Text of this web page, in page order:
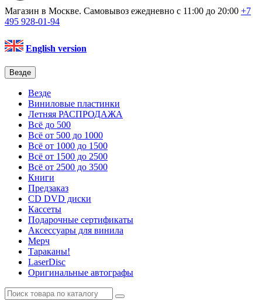
Магазин в Москве. Самовывоз ежедневно с 11:00 до 20:00 +7
495 928-01-94
English version
Везде
Везде
Виниловые пластинки
Летняя РАСПРОДАЖА
Всё до 500
Всё от 500 до 1000
Всё от 1000 до 1500
Всё от 1500 до 2500
Всё от 2500 до 3500
Книги
Предзаказ
CD DVD диски
Кассеты
Подарочные сертификаты
Аксессуары для винила
Мерч
Тараканы!
LaserDisc
Оригинальные автографы